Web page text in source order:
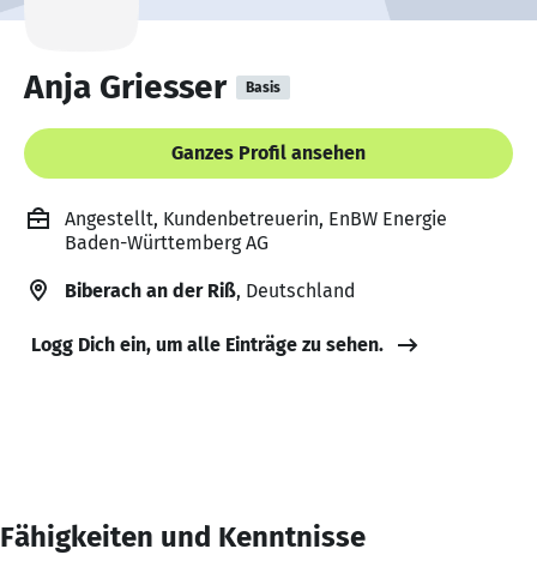
Anja Griesser Basis
Ganzes Profil ansehen
Angestellt, Kundenbetreuerin, EnBW Energie
Baden-Württemberg AG
Biberach an der Riß, Deutschland
Logg Dich ein, um alle Einträge zu sehen.
Fähigkeiten und Kenntnisse